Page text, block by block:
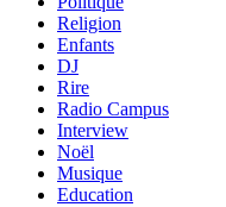
Religion
Enfants
DJ
Rire
Radio Campus
Interview
Noël
Musique
Education